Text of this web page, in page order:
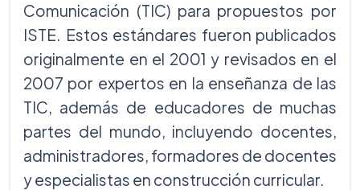
Comunicación (TIC) para propuestos por
ISTE. Estos estándares fueron publicados
originalmente en el 2001 y revisados en el
2007 por expertos en la enseñanza de las
TIC, además de educadores de muchas
partes del mundo, incluyendo docentes,
administradores, formadores de docentes
y especialistas en construcción curricular.